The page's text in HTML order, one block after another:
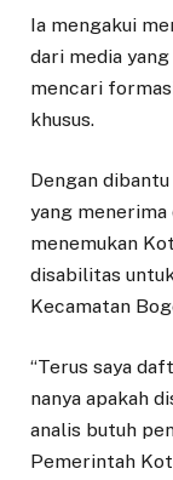
Ia mengakui
dari media
mencari
khusus.
Dengan
yang menerima
menemukan
disabilitas
Kecamatan
“Terus saya
nanya apakah
analis butuh
Pemerintah